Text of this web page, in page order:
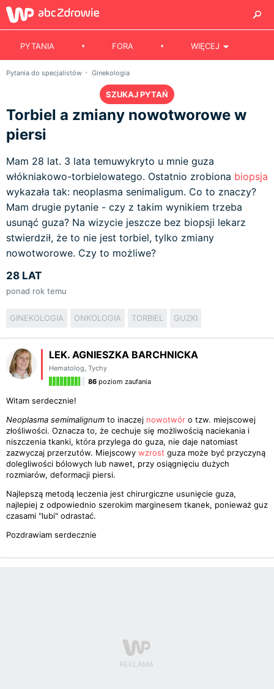
PYTANIA FORA WIĘCEJ
Pytania do specjalistów Ginekologia
SZUKAJ PYTAŃ
Torbiel a zmiany nowotworowe w
piersi
Mam 28 lat. 3 lata temuwykryto u mnie guza
włókniakowo-torbielowatego. Ostatnio zrobiona biopsja
wykazała tak: neoplasma senimaligum. Co to znaczy?
Mam drugie pytanie - czy z takim wynikiem trzeba
usunąć guza? Na wizycie jeszcze bez biopsji lekarz
stwierdził, że to nie jest torbiel, tylko zmiany
nowotworowe. Czy to możliwe?
28 LAT
ponad rok temu
GINEKOLOGIA ONKOLOGIA TORBIEL GUZKI
LEK. AGNIESZKA BARCHNICKA
Hematolog, Tychy
86 poziom zaufania
Witam serdecznie!
Neoplasma semimalignum to inaczej nowotwór o tzw. miejscowej
złośliwości. Oznacza to, że cechuje się możliwością naciekania i
niszczenia tkanki, która przylega do guza, nie daje natomiast
zazwyczaj przerzutów. Miejscowy wzrost guza może być przyczyną
dolegliwości bólowych lub nawet, przy osiągnięciu dużych
rozmiarów, deformacji piersi.
Najlepszą metodą leczenia jest chirurgiczne usunięcie guza,
najlepiej z odpowiednio szerokim marginesem tkanek, ponieważ guz
czasami "lubi" odrastać.
Pozdrawiam serdecznie